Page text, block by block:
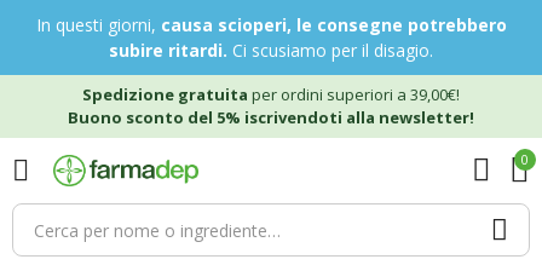
In questi giorni, causa scioperi, le consegne potrebbero
subire ritardi. Ci scusiamo per il disagio.
Spedizione gratuita per ordini superiori a 39,00€!
Buono sconto del 5% iscrivendoti alla newsletter!
0